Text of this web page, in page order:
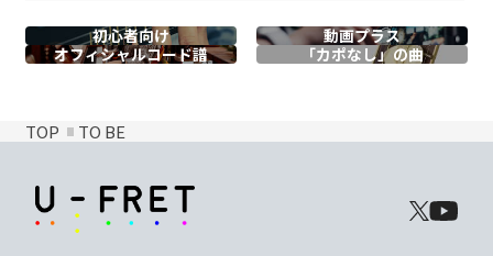
初心者向け
動画プラス
オフィシャルコード譜 「カポなし」の曲
TOP TO BE